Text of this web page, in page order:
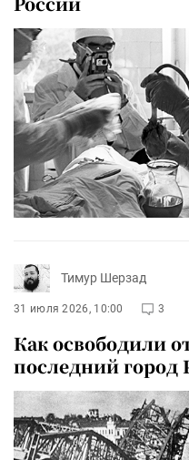
Тимур Шерзад
31 июля 2026, 10:00 3
Как освободили
последний город